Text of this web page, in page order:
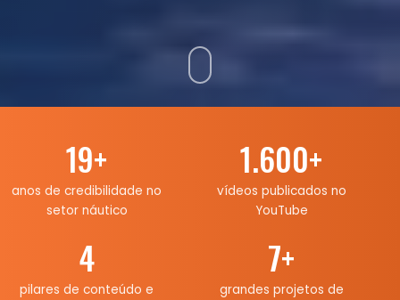
19+
anos de credibilidade no
setor náutico
1.600+
vídeos publicados no
YouTube
4
pilares de conteúdo e
7+
grandes projetos de